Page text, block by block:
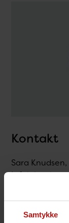
Samtykke
Kontakt
Sara